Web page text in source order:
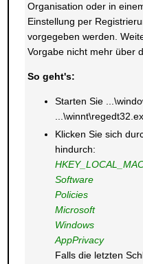
Organisation oder in
Einstellung per
vorgegeben werden.
Vorgabe nicht mehr über
So geht's:
Starten Sie
Klicken Sie sich
hindurch:
Software
Policies
Microsoft
Windows
AppPrivacy
Falls die letzten